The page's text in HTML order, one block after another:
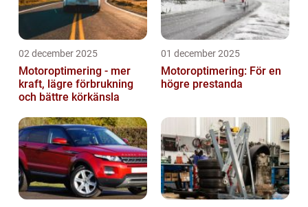
02 december 2025
Motoroptimering - mer
kraft, lägre förbrukning
och bättre körkänsla
01 december 2025
Motoroptimering: För en
högre prestanda